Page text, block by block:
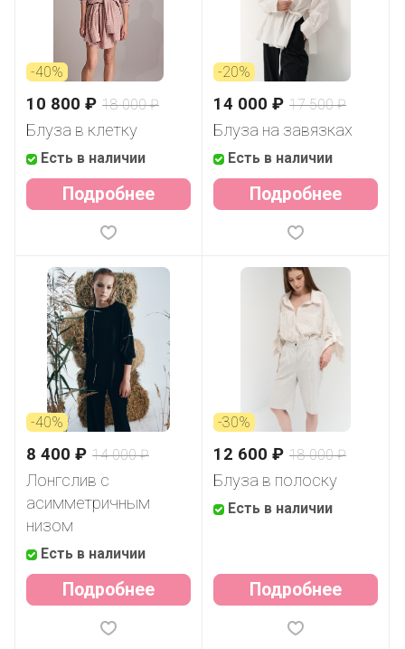
-40%
10 800 ₽ 18 000 ₽
Блуза в клетку
Есть в наличии
Подробнее
-20%
14 000 ₽ 17 500 ₽
Блуза на завязках
Есть в наличии
Подробнее
-40%
8 400 ₽ 14 000 ₽
Лонгслив c
асимметричным
низом
Есть в наличии
Подробнее
-30%
12 600 ₽ 18 000 ₽
Блуза в полоску
Есть в наличии
Подробнее